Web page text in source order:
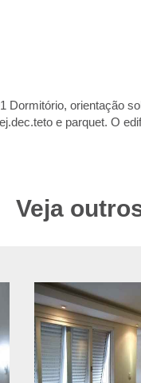
Dormitório, orientação
e parquet. O
Veja